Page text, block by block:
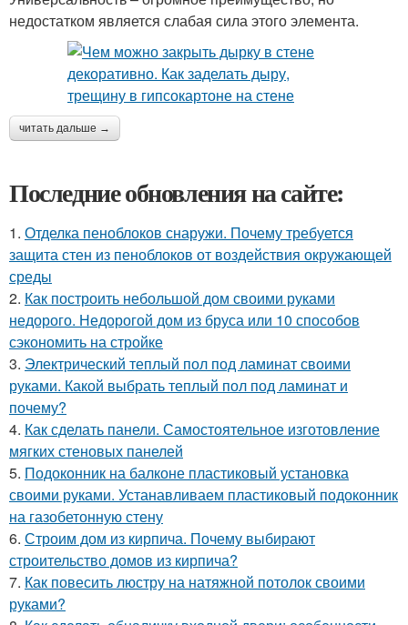
недостатком является слабая сила этого элемента.
читать дальше →
Последние обновления на сайте:
1. Отделка пеноблоков снаружи. Почему требуется
защита стен из пеноблоков от воздействия окружающей
среды
2. Как построить небольшой дом своими руками
недорого. Недорогой дом из бруса или 10 способов
сэкономить на стройке
3. Электрический теплый пол под ламинат своими
руками. Какой выбрать теплый пол под ламинат и
почему?
4. Как сделать панели. Самостоятельное изготовление
мягких стеновых панелей
5. Подоконник на балконе пластиковый установка
своими руками. Устанавливаем пластиковый подоконник
на газобетонную стену
6. Строим дом из кирпича. Почему выбирают
строительство домов из кирпича?
7. Как повесить люстру на натяжной потолок своими
руками?